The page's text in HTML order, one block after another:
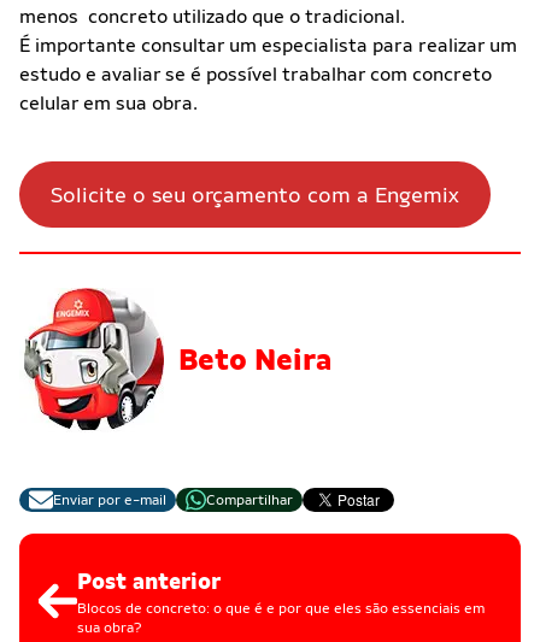
menos concreto utilizado que o tradicional.
É importante consultar um especialista para realizar um
estudo e avaliar se é possível trabalhar com concreto
celular em sua obra.
Solicite o seu orçamento com a Engemix
Beto Neira
Enviar por e-mail Compartilhar
Post anterior
Blocos de concreto: o que é e por que eles são essenciais em
sua obra?